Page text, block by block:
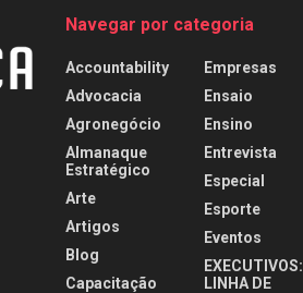
Navegar por categoria
Accountability
Advocacia
Agronegócio
Almanaque
Estratégico
Arte
Artigos
Blog
Capacitação
Empresas
Ensaio
Ensino
Entrevista
Especial
Esporte
Eventos
EXECUTIVOS:
LINHA DE